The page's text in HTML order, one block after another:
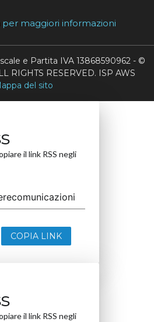
maggiori informazioni
e Partita IVA 13868590962 - ©
RIGHTS RESERVED. ISP AWS
del sito
il link RSS negli
COPIA LINK
il link RSS negli